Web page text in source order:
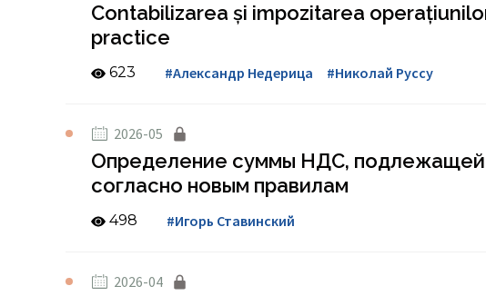
Contabilizarea și impozitarea
practice
623 #Александр Недерица #Николай Руссу
2026-05
Определение суммы НДС, подлежащей
согласно новым правилам
498 #Игорь Ставинский
2026-04